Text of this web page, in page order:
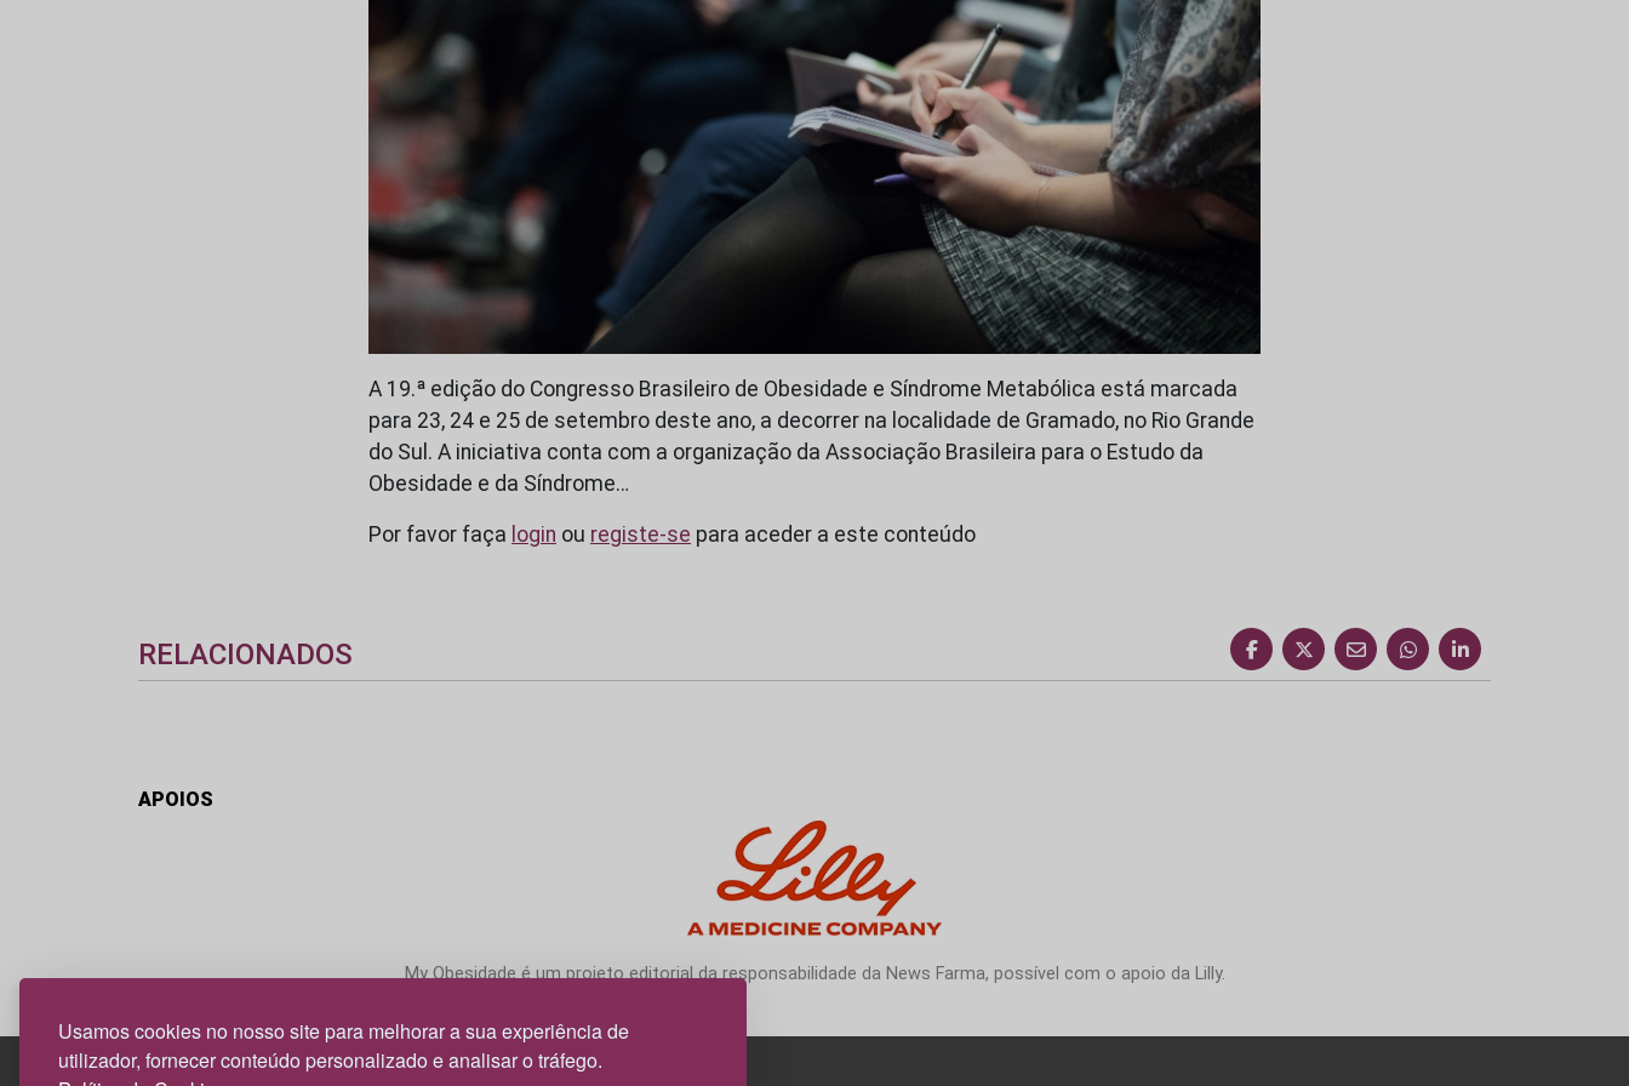
Usamos cookies no nosso site para melhorar a sua experiência de
utilizador, fornecer conteúdo personalizado e analisar o tráfego.
A 19.ª edição do Congresso Brasileiro de Obesidade e Síndrome Metabólica está marcada
para 23, 24 e 25 de setembro deste ano, a decorrer na localidade de Gramado, no Rio Grande
do Sul. A iniciativa conta com a organização da Associação Brasileira para o Estudo da
Obesidade e da Síndrome…
Por favor faça login ou registe-se para aceder a este conteúdo
RELACIONADOS
APOIOS
My Obesidade é um projeto editorial da responsabilidade da News Farma, possível com o apoio da Lilly.